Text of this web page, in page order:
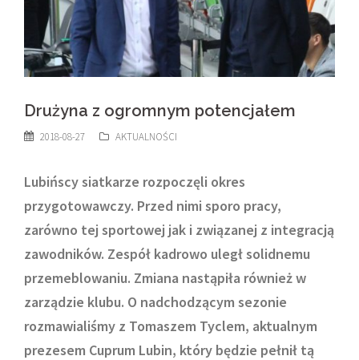
Drużyna z ogromnym potencjałem
2018-08-27 AKTUALNOŚCI
Lubińscy siatkarze rozpoczęli okres
przygotowawczy. Przed nimi sporo pracy,
zarówno tej sportowej jak i związanej z integracją
zawodników. Zespół kadrowo uległ solidnemu
przemeblowaniu. Zmiana nastąpiła również w
zarządzie klubu. O nadchodzącym sezonie
rozmawialiśmy z Tomaszem Tyclem, aktualnym
prezesem Cuprum Lubin, który będzie pełnił tą